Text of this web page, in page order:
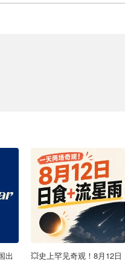
出
💥史上罕见奇观！8月12日